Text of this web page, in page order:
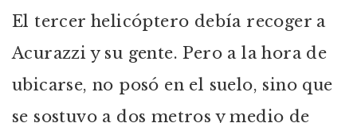
El tercer helicóptero debía recoger a
Acurazzi y su gente. Pero a la hora de
ubicarse, no posó en el suelo, sino que
se sostuvo a dos metros y medio de